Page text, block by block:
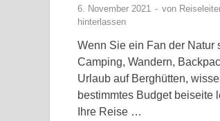
6. November 2021 - von
hinterlassen
Wenn Sie ein Fan der Natur
Camping, Wandern,
Urlaub auf Berghütten,
bestimmtes Budget beiseite
Ihre Reise …